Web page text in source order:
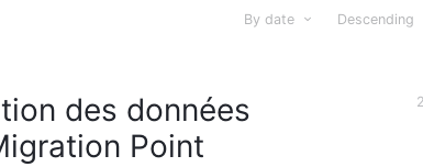
By date Descending
des données
Point